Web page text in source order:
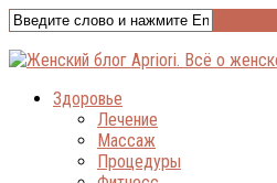
Здоровье
Лечение
Массаж
Процедуры